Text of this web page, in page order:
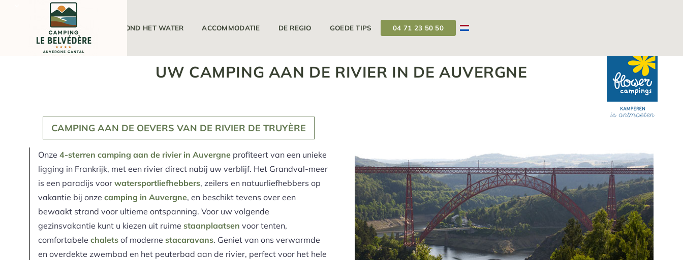
DE CAMPING ROND HET WATER ACCOMMODATIE DE REGIO GOEDE TIPS 04 71 23 50 50
UW CAMPING AAN DE RIVIER IN DE AUVERGNE
CAMPING AAN DE OEVERS VAN DE RIVIER DE TRUYÈRE
Onze 4-sterren camping aan de rivier in Auvergne profiteert van een unieke
ligging in Frankrijk, met een rivier direct nabij uw verblijf. Het Grandval-meer
is een paradijs voor watersportliefhebbers, zeilers en natuurliefhebbers op
vakantie bij onze camping in Auvergne, en beschikt tevens over een
bewaakt strand voor ultieme ontspanning. Voor uw volgende
gezinsvakantie kunt u kiezen uit ruime staanplaatsen voor tenten,
comfortabele chaletsof moderne stacaravans. Geniet van ons verwarmde
en overdekte zwembad en het peuterbad aan de rivier, perfect voor het hele